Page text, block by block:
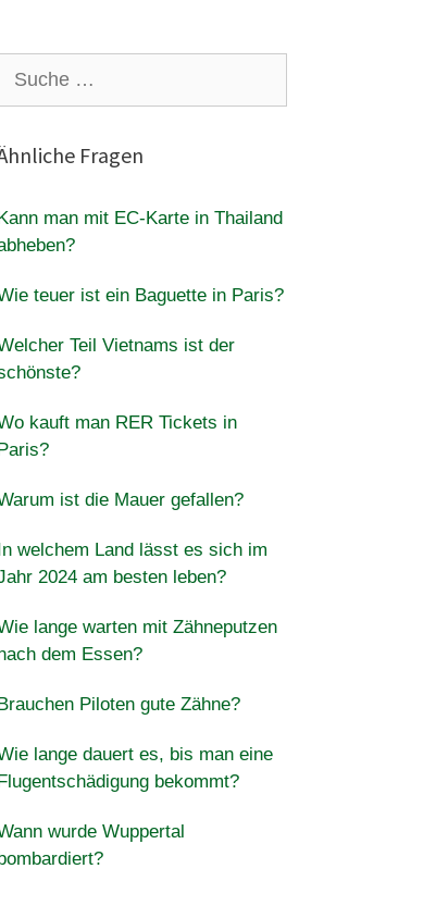
nach:
Fragen
man mit EC-Karte in Thailand
teuer ist ein Baguette in Paris?
Teil Vietnams ist der
kauft man RER Tickets in
ist die Mauer gefallen?
welchem ​​Land lässt es sich im
2024 am besten leben?
lange warten mit Zähneputzen
dem Essen?
Piloten gute Zähne?
lange dauert es, bis man eine
bekommt?
wurde Wuppertal